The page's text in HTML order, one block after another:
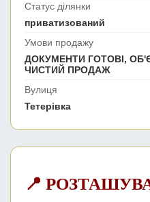
Статус ділянки
приватизований
Умови продажу
ДОКУМЕНТИ ГОТОВІ,
ЧИСТИЙ ПРОДАЖ
Вулиця
Тетерівка
📍